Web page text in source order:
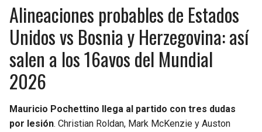
Alineaciones probables de Estados
Unidos vs Bosnia y Herzegovina: así
salen a los 16avos del Mundial
2026
Mauricio Pochettino llega al partido con tres dudas
por lesión. Christian Roldan, Mark McKenzie y Auston